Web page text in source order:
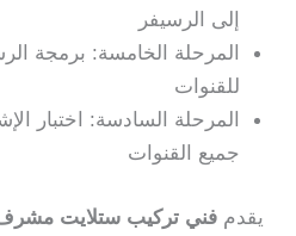
إلى الرسيفر
المرحلة الخامسة: برمجة
للقنوات
المرحلة السادسة: اختبار
جميع القنوات
يقدم فني تركيب ستلايت